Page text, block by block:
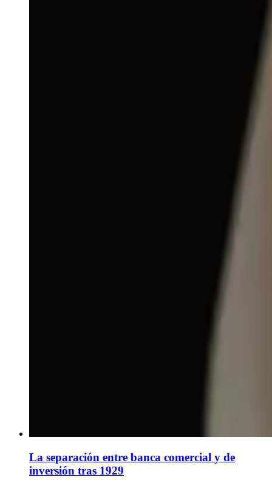
La separación entre banca comercial y de
inversión tras 1929